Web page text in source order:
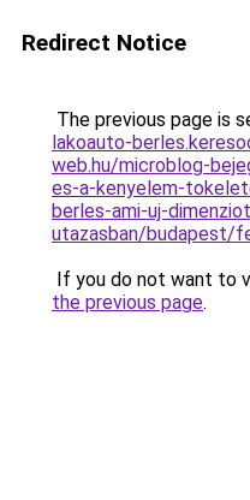
Redirect Notice
The previous page is
lakoauto-
web.hu/microblog-
es-a-kenyelem-
berles-ami-uj-
utazasban/budapest/
If you do not want to
the previous page.